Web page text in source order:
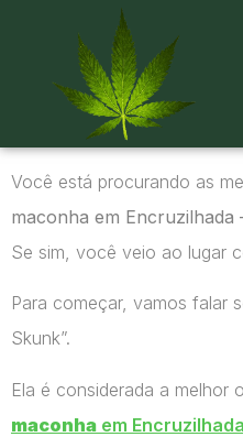
Você está procurando as
maconha em Encruzilhada
Se sim, você veio ao lugar
Para começar, vamos falar
Skunk”.
Ela é considerada a melhor
maconha em